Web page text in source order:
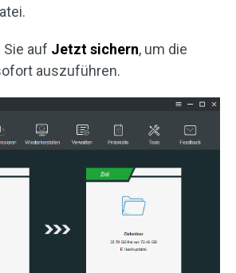
auf Jetzt sichern, um die
auszuführen.